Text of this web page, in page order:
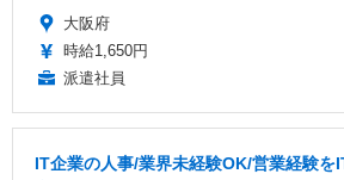
大阪府
時給1,650円
派遣社員
IT企業の人事/業界未経験OK/営業経験を